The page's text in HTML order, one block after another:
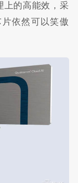
上的高能效，采
片依然可以笑傲